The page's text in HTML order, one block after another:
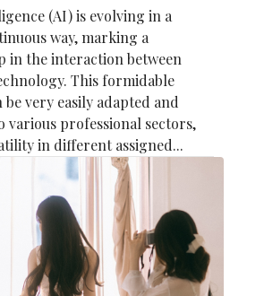
(AI) is evolving in a
way, marking a
in the interaction between
This formidable
very easily adapted and
various professional sectors,
in different assigned...